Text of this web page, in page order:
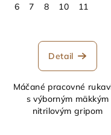
6
7 8 10 11
Detail
Máčané pracovné
s výborným mäkkým
nitrilovým gripom